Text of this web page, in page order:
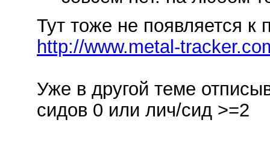
Тут тоже не появляется к
http://www.metal-
Уже в другой теме
сидов 0 или лич/сид >=2